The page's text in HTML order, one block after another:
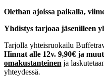
Olethan ajoissa paikalla,
Yhdistys tarjoaa jäsenilleen
Tarjolla yhteisruokailu
Hinnat alle 12v. 9,90€ ja muut
omakustanteinen ja
yhteydessä.